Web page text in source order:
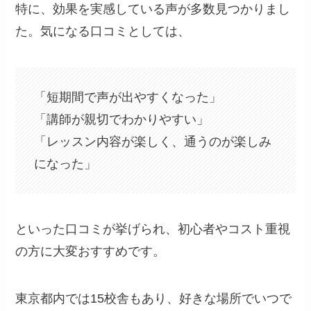
特に、効果を実感している声が多数見つかりまし
た。気になる口コミとしては、
「短期間で声が出やすくなった」
「講師が親切でわかりやすい」
「レッスン内容が楽しく、通うのが楽しみ
になった」
といった口コミが挙げられ、初心者やコスト重視
の方に大変おすすめです。
東京都内では15校舎もあり、好きな場所でいつで